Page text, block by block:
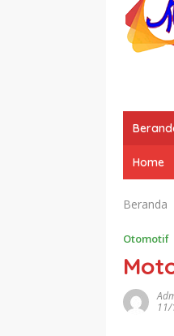
Home
Beranda
Otomotif